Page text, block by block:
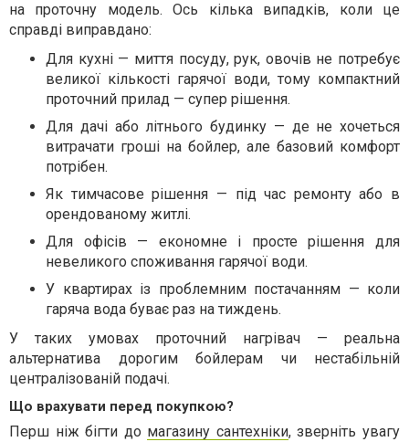
на проточну модель. Ось кілька випадків, коли це
справді виправдано:
Для кухні — миття посуду, рук, овочів не потребує
великої кількості гарячої води, тому компактний
проточний прилад — супер рішення.
Для дачі або літнього будинку — де не хочеться
витрачати гроші на бойлер, але базовий комфорт
потрібен.
Як тимчасове рішення — під час ремонту або в
орендованому житлі.
Для офісів — економне і просте рішення для
невеликого споживання гарячої води.
У квартирах із проблемним постачанням — коли
гаряча вода буває раз на тиждень.
У таких умовах проточний нагрівач — реальна
альтернатива дорогим бойлерам чи нестабільній
централізованій подачі.
Що врахувати перед покупкою?
Перш ніж бігти до магазину сантехніки, зверніть увагу